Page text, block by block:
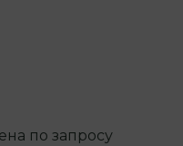
по запросу